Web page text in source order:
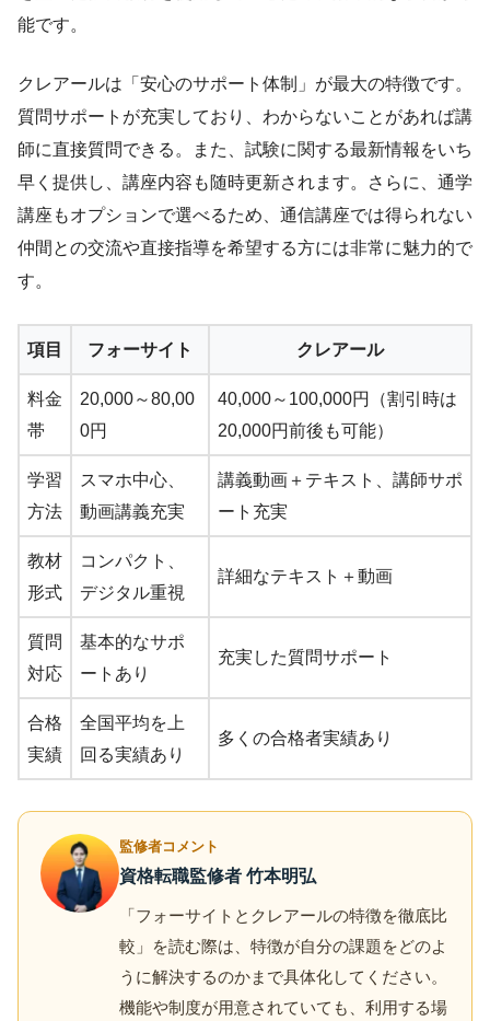
能です。
クレアールは「安心のサポート体制」が最大の特徴です。
質問サポートが充実しており、わからないことがあれば講
師に直接質問できる。また、試験に関する最新情報をいち
早く提供し、講座内容も随時更新されます。さらに、通学
講座もオプションで選べるため、通信講座では得られない
仲間との交流や直接指導を希望する方には非常に魅力的で
す。
項目 フォーサイト クレアール
料金
帯
20,000～80,00
0円
40,000～100,000円（割引時は
20,000円前後も可能）
学習
方法
スマホ中心、
動画講義充実
講義動画＋テキスト、講師サポ
ート充実
教材
形式
コンパクト、
デジタル重視
詳細なテキスト＋動画
質問
対応
基本的なサポ
ートあり
充実した質問サポート
合格
実績
全国平均を上
回る実績あり
多くの合格者実績あり
監修者コメント
資格転職監修者 竹本明弘
「フォーサイトとクレアールの特徴を徹底比
較」を読む際は、特徴が自分の課題をどのよ
うに解決するのかまで具体化してください。
機能や制度が用意されていても、利用する場